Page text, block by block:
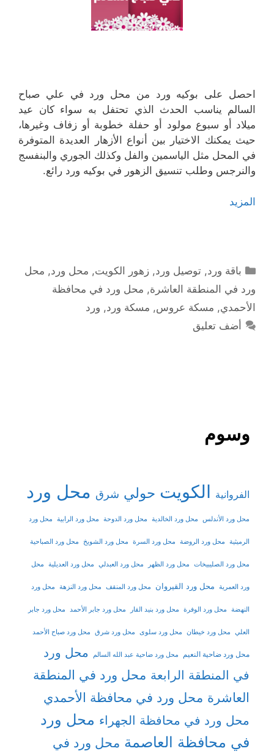
احصل على بوكيه ورد من محل ورد في علي صباح
السالم يناسب الحدث الذي تحتفل به سواء كان عيد
ميلاد أو سبوع مولود أو حفلة خطوبة أو زفاف وغيرها،
حيث يمكنك الاختيار بين أنواع الأزهار العديدة المتوفرة
في المحل مثل الياسمين والفل وكذلك الجوري والبنفسج
والنرجس وطلب تنسيق الزهور في بوكيه ورد رائع.
المزيد
التصنيفات
باقة ورد,توصيل ورد,زهور الكويت, محل ورد, محل
ورد في المنطقة العاشرة, محل ورد في محافظة
الأحمدي, مسكة عروس, مسكة ورد, ورد
أضف تعليق
وسوم
الفروانية الكويت حولي شرق محل ورد
محل ورد الأندلس محل ورد الخالدية محل ورد الدوحة محل ورد الرابية محل ورد
الرميثية محل ورد الروضة محل ورد السرة محل ورد الشويخ محل ورد الصباحية
محل ورد الصليبيخات محل ورد الظهر محل ورد العبدلي محل ورد العديلية محل
ورد العمرية محل ورد القيروان محل ورد المنقف محل ورد النزهة محل ورد
النهضة محل ورد الوفرة محل ورد بنيد القار محل ورد جابر الأحمد محل ورد جابر
العلي محل ورد خيطان محل ورد سلوى محل ورد شرق محل ورد صباح الأحمد
محل ورد ضاحية النعيم محل ورد ضاحية عبد الله السالم
محل ورد
في المنطقة الرابعة محل ورد في المنطقة
العاشرة محل ورد في محافظة الأحمدي
محل ورد في محافظة الجهراء محل ورد
في محافظة العاصمة محل ورد في